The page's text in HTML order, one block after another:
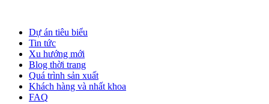
Dự án tiêu biểu
Tin tức
Xu hướng mới
Blog thời trang
Quá trình sản xuất
Khách hàng và nhất khoa
FAQ